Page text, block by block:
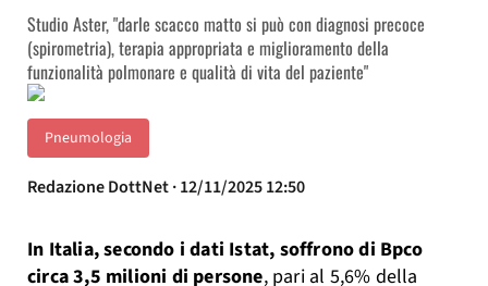
Studio Aster, "darle scacco matto si può con diagnosi precoce
(spirometria), terapia appropriata e miglioramento della
funzionalità polmonare e qualità di vita del paziente"
Pneumologia
Redazione DottNet · 12/11/2025 12:50
In Italia, secondo i dati Istat, soffrono di Bpco
circa 3,5 milioni di persone, pari al 5,6% della